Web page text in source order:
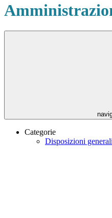
Categorie
Disposizioni generali